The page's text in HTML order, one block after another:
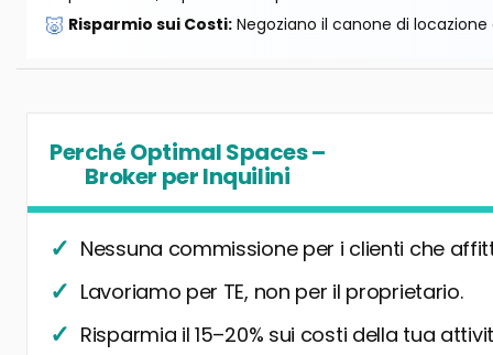
🐷 Risparmio sui Costi: Negoziano il canone di
Perché Optimal Spaces –
Broker per Inquilini
Nessuna commissione per i clienti che
Lavoriamo per TE, non per il proprietario.
Risparmia il 15–20% sui costi della tua